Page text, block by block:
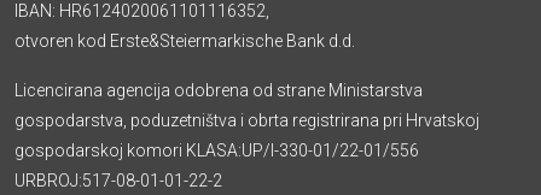
IBAN: HR6124020061101116352,
otvoren kod Erste&Steiermarkische Bank d.d.
Licencirana agencija odobrena od strane Ministarstva
gospodarstva, poduzetništva i obrta registrirana pri Hrvatskoj
gospodarskoj komori KLASA:UP/I-330-01/22-01/556
URBROJ:517-08-01-01-22-2